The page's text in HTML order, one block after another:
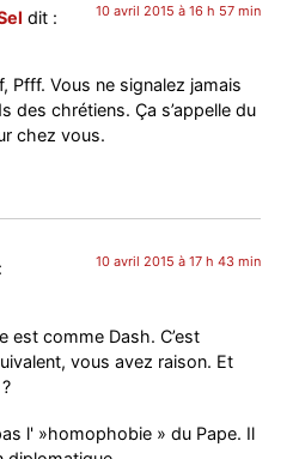
dit : 10 avril 2015 à 16 h 57 min
Pfff. Vous ne signalez jamais
des chrétiens. Ça s’appelle du
chez vous.
10 avril 2015 à 17 h 43 min
est comme Dash. C’est
vous avez raison. Et
l' »homophobie » du Pape. Il